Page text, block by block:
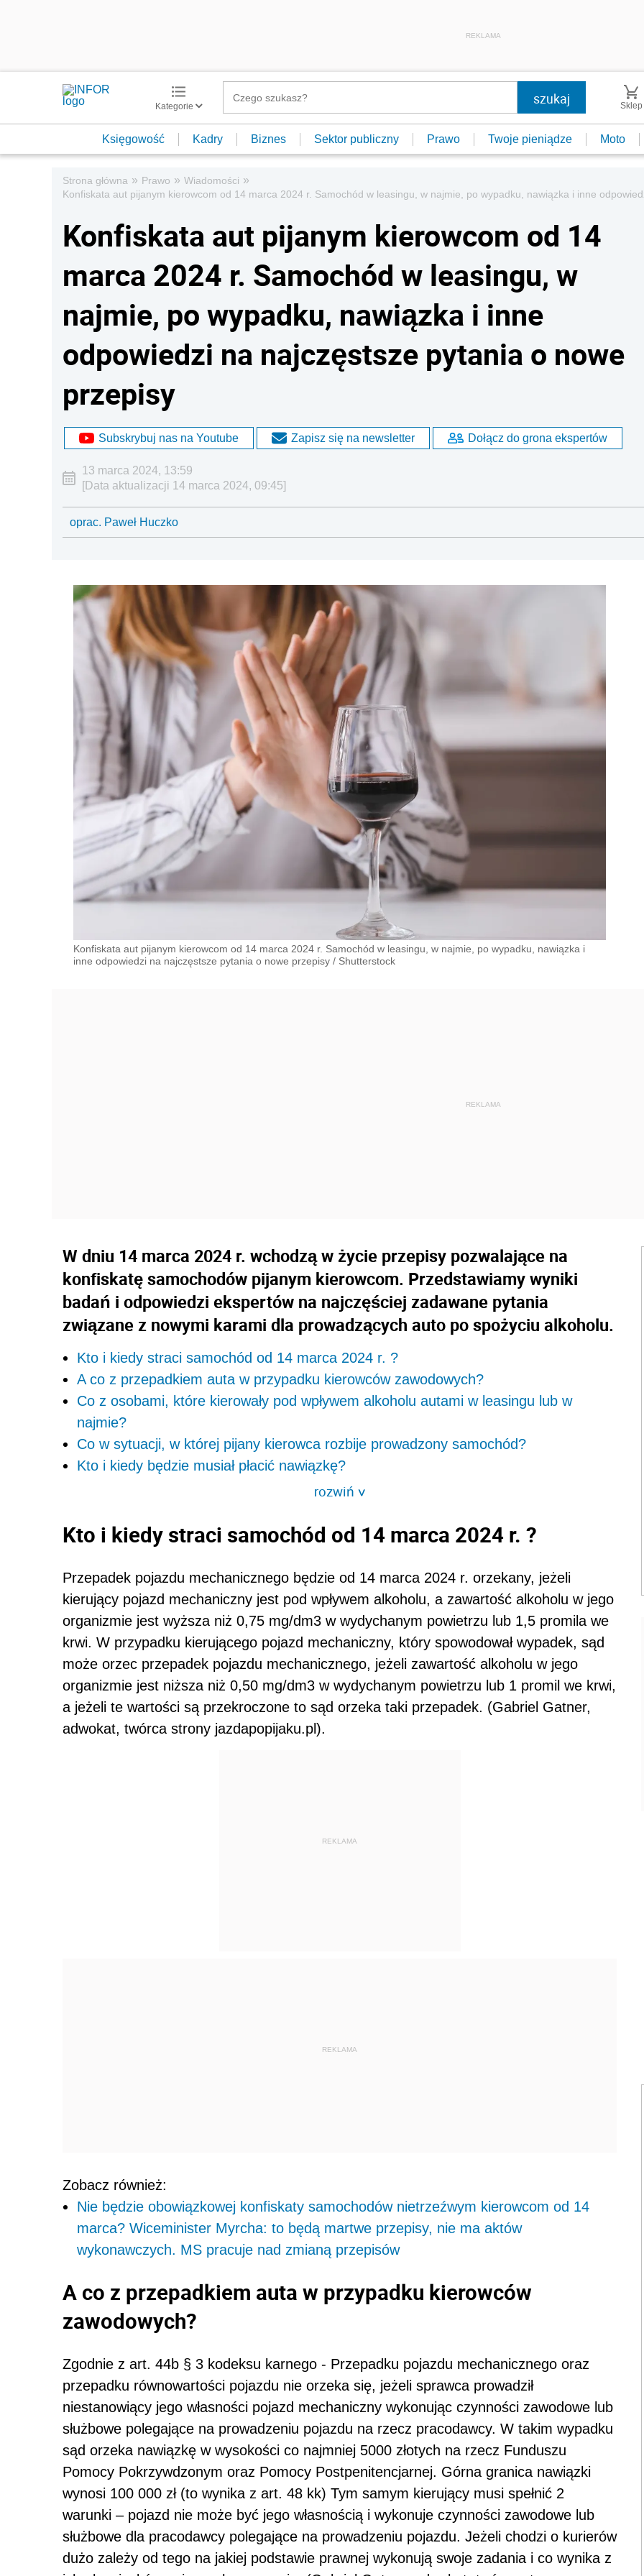
REKLAMA
Kategorie Sklep
Księgowość Kadry Biznes Sektor publiczny Prawo Twoje pieniądze Moto
Strona główna » Prawo » Wiadomości »
Konfiskata aut pijanym kierowcom od 14 marca 2024 r. Samochód w leasingu, w najmie, po wypadku, nawiązka i inne
Konfiskata aut pijanym kierowcom od 14
marca 2024 r. Samochód w leasingu, w
najmie, po wypadku, nawiązka i inne
odpowiedzi na najczęstsze pytania o nowe
przepisy
Subskrybuj nas na Youtube Zapisz się na newsletter Dołącz do grona ekspertów
13 marca 2024, 13:59
[Data aktualizacji 14 marca 2024, 09:45]
oprac. Paweł Huczko
Konfiskata aut pijanym kierowcom od 14 marca 2024 r. Samochód w leasingu, w najmie, po wypadku, nawiązka i
inne odpowiedzi na najczęstsze pytania o nowe przepisy / Shutterstock
W dniu 14 marca 2024 r. wchodzą w życie przepisy pozwalające na
konfiskatę samochodów pijanym kierowcom. Przedstawiamy wyniki
badań i odpowiedzi ekspertów na najczęściej zadawane pytania
związane z nowymi karami dla prowadzących auto po spożyciu alkoholu.
Kto i kiedy straci samochód od 14 marca 2024 r. ?
A co z przepadkiem auta w przypadku kierowców zawodowych?
Co z osobami, które kierowały pod wpływem alkoholu autami w leasingu lub w
najmie?
Co w sytuacji, w której pijany kierowca rozbije prowadzony samochód?
Kto i kiedy będzie musiał płacić nawiązkę?
rozwiń>
Kto i kiedy straci samochód od 14 marca 2024 r. ?
Przepadek pojazdu mechanicznego będzie od 14 marca 2024 r. orzekany, jeżeli
kierujący pojazd mechaniczny jest pod wpływem alkoholu, a zawartość alkoholu w jego
organizmie jest wyższa niż 0,75 mg/dm3 w wydychanym powietrzu lub 1,5 promila we
krwi. W przypadku kierującego pojazd mechaniczny, który spowodował wypadek, sąd
może orzec przepadek pojazdu mechanicznego, jeżeli zawartość alkoholu w jego
organizmie jest niższa niż 0,50 mg/dm3 w wydychanym powietrzu lub 1 promil we krwi,
a jeżeli te wartości są przekroczone to sąd orzeka taki przepadek. (Gabriel Gatner,
adwokat, twórca strony jazdapopijaku.pl).
REKLAMA
REKLAMA
Zobacz również:
Nie będzie obowiązkowej konfiskaty samochodów nietrzeźwym kierowcom od 14
marca? Wiceminister Myrcha: to będą martwe przepisy, nie ma aktów
wykonawczych. MS pracuje nad zmianą przepisów
A co z przepadkiem auta w przypadku kierowców
zawodowych?
Zgodnie z art. 44b § 3 kodeksu karnego - Przepadku pojazdu mechanicznego oraz
przepadku równowartości pojazdu nie orzeka się, jeżeli sprawca prowadził
niestanowiący jego własności pojazd mechaniczny wykonując czynności zawodowe lub
służbowe polegające na prowadzeniu pojazdu na rzecz pracodawcy. W takim wypadku
sąd orzeka nawiązkę w wysokości co najmniej 5000 złotych na rzecz Funduszu
Pomocy Pokrzywdzonym oraz Pomocy Postpenitencjarnej. Górna granica nawiązki
wynosi 100 000 zł (to wynika z art. 48 kk) Tym samym kierujący musi spełnić 2
warunki – pojazd nie może być jego własnością i wykonuje czynności zawodowe lub
służbowe dla pracodawcy polegające na prowadzeniu pojazdu. Jeżeli chodzi o kurierów
dużo zależy od tego na jakiej podstawie prawnej wykonują swoje zadania i co wynika z